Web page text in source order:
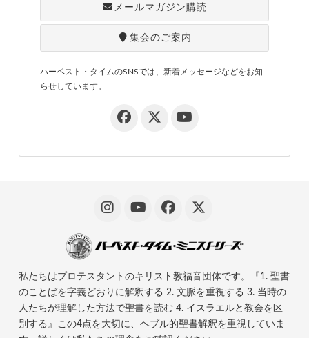
メールマガジン購読
集会のご案内
ハーベスト・タイムのSNSでは、新着メッセージなどをお知
らせしています。
私たちはプロテスタントのキリスト教福音団体です。『1. 聖書
のことばを字義どおりに解釈する 2. 文脈を重視する 3. 当時の
人たちが理解した方法で聖書を読む 4. イスラエルと教会を区
別する』この4点を大切に、ヘブル的聖書解釈を重視していま